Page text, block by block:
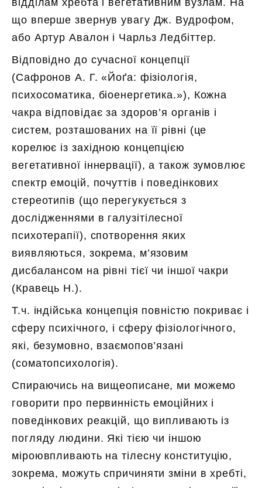
відділам хребта і вегетативним вузлам. На
що вперше звернув увагу Дж. Вудрофом,
або Артур Авалон і Чарльз Ледбіттер.
Відповідно до сучасної концепції
(Сафронов А. Г. «Йоґа: фізіологія,
психосоматика, біоенергетика.»), Кожна
чакра відповідає за здоров’я органів і
систем, розташованих на її рівні (це
корелює із західною концепцією
вегетативної іннервації), а також зумовлює
спектр емоцій, почуттів і поведінкових
стереотипів (що перегукується з
дослідженнями в галузітілесної
психотерапії), спотворення яких
виявляються, зокрема, м’язовим
дисбалансом на рівні тієї чи іншої чакри
(Кравець Н.).
Т.ч. індійська концепція повністю покриває і
сферу психічного, і сферу фізіологічного,
які, безумовно, взаємопов’язані
(соматопсихологія).
Спираючись на вищеописане, ми можемо
говорити про первинність емоційних і
поведінкових реакцій, що випливають із
погляду людини. Які тією чи іншою
міроювпливають на тілесну конституцію,
зокрема, можуть спричиняти зміни в хребті,